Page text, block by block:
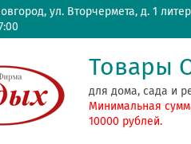
ул. Вторчермета, д. 1
Товары
для дома, сада и
Минимальная
10000 рублей.